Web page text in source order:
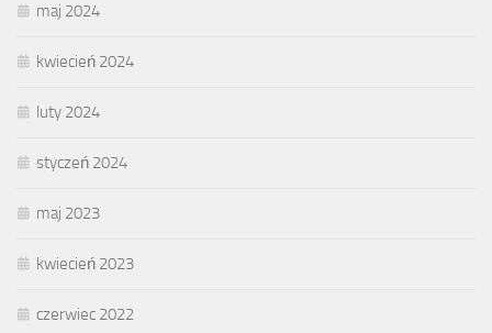
maj 2024
kwiecień 2024
luty 2024
styczeń 2024
maj 2023
kwiecień 2023
czerwiec 2022